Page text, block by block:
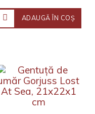
ADAUGĂ ÎN COŞ